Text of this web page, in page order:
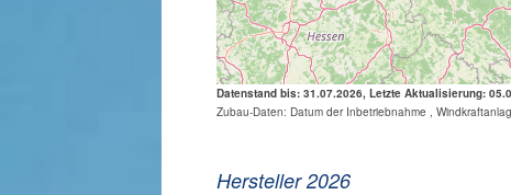
Datenstand bis: 31.07.2026, Letzte Aktualisierung:
Zubau-Daten: Datum der Inbetriebnahme ,
Hersteller 2026